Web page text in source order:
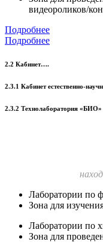
видеороликов/
Подробнее
Подробнее
2.2 Кабинет….
2.3.1 Кабинет естественно-
2.3.2 Технолаборатория «БИО»
Лаборатории по
Зона для
Лаборатории по
Зона для